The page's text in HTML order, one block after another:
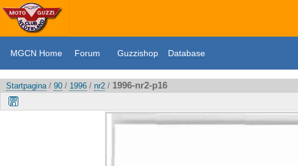
MGCN Home Forum Guzzishop Database
Startpagina/ 90 / 1996 / nr2 / 1996-nr2-p16